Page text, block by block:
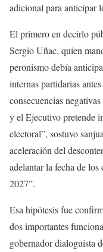
adicional para anticipar
El primero en decirlo
Sergio Uñac, quien
peronismo debía
internas partidarias
consecuencias
y el Ejecutivo pretende
electoral”, sostuvo
aceleración del
adelantar la fecha de
2027”.
Esa hipótesis fue
dos importantes
gobernador dialoguista